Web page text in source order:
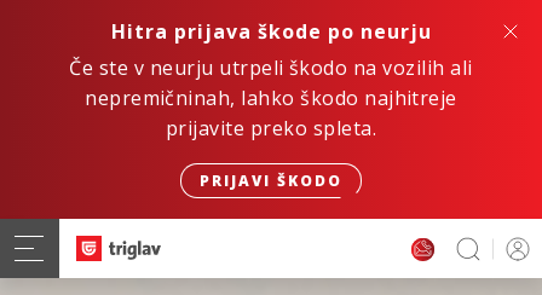
Hitra prijava škode po neurju
Če ste v neurju utrpeli škodo na vozilih ali
nepremičninah, lahko škodo najhitreje
prijavite preko spleta.
PRIJAVI ŠKODO